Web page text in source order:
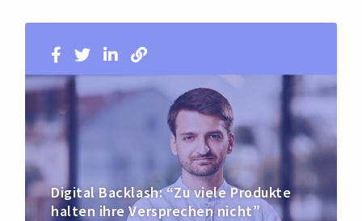
Digital Backlash: “Zu viele Produkte
halten ihre Versprechen nicht”